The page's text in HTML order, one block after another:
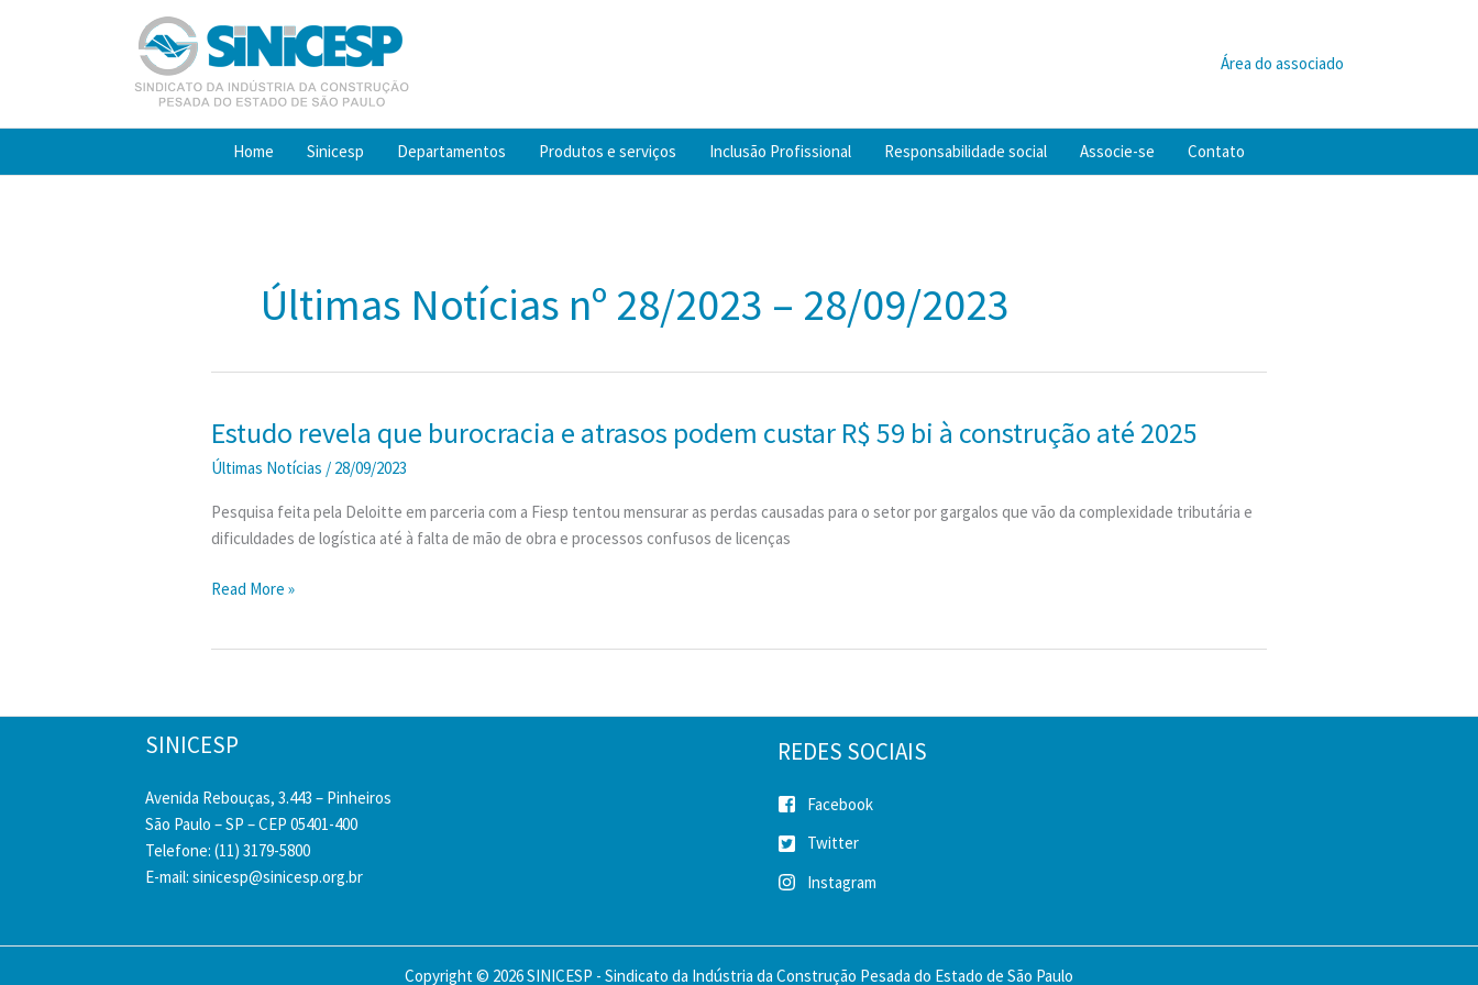
Área do associado
Home Sinicesp Departamentos Produtos e serviços Inclusão Profissional Responsabilidade social Associe-se Contato
Últimas Notícias nº 28/2023 – 28/09/2023
Estudo revela que burocracia e atrasos podem custar R$ 59 bi à construção até 2025
Últimas Notícias / 28/09/2023
Pesquisa feita pela Deloitte em parceria com a Fiesp tentou mensurar as perdas causadas para o setor por gargalos que vão da complexidade tributária e
dificuldades de logística até à falta de mão de obra e processos confusos de licenças
Estudo
atrasos
podem
R$
59
bi
à
Read More »
SINICESP
Avenida Rebouças, 3.443 – Pinheiros
São Paulo – SP – CEP 05401-400
Telefone: (11) 3179-5800
E-mail: sinicesp@sinicesp.org.br
REDES SOCIAIS
Facebook
Twitter
Instagram
Copyright © 2026 SINICESP - Sindicato da Indústria da Construção Pesada do Estado de São Paulo